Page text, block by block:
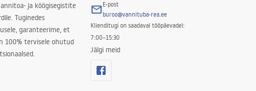
ja köögisegistite
Tuginedes
garanteerime, et
100% tervisele ohutud
E-post
buroo@vannituba-rea.ee
Klienditugi on saadaval tööpäevadel:
7:00–15:30
Jälgi meid